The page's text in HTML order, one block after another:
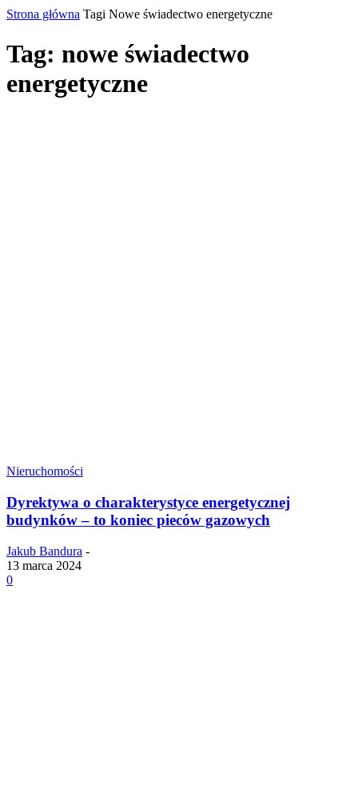
Strona główna Tagi Nowe świadectwo energetyczne
Tag: nowe świadectwo
energetyczne
Nieruchomości
Dyrektywa o charakterystyce energetycznej
budynków – to koniec pieców gazowych
Jakub Bandura -
13 marca 2024
0